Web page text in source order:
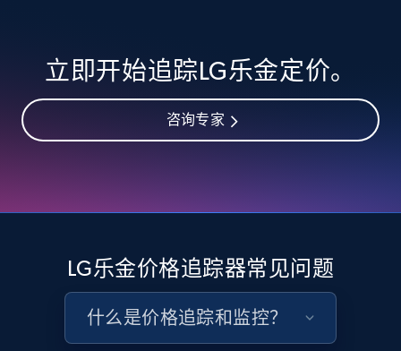
359+ 立即开始
Google Shopping
more.
2.4K+ 200+ 立即开始
Google Shopping - collects products from
立即开始追踪LG乐金定价。
咨询专家
LG乐金价格追踪器常见问题
什么是价格追踪和监控？